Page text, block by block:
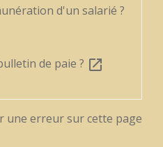
d'un salarié ?
de paie ? open_in_new
une erreur sur cette page